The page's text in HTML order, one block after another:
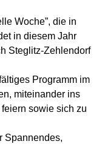
Woche”, die in
in diesem Jahr
Steglitz-Zehlendorf
Programm im
miteinander ins
sowie sich zu
Spannendes,